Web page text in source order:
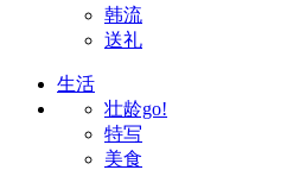
韩流
送礼
生活
壮龄go!
特写
美食